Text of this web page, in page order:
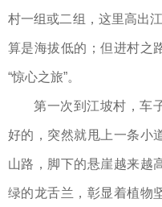
村一组或二组，这里高出
算是海拔低的；但进村之
“惊心之旅”。
第一次到江坡村，车
好的，突然就甩上一条小
山路，脚下的悬崖越来越
绿的龙舌兰，彰显着植物